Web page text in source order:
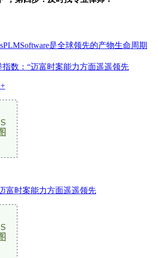
是全球领先的产物生命周期
指数：“迈富时案能力方面遥遥领先
富时案能力方面遥遥领先